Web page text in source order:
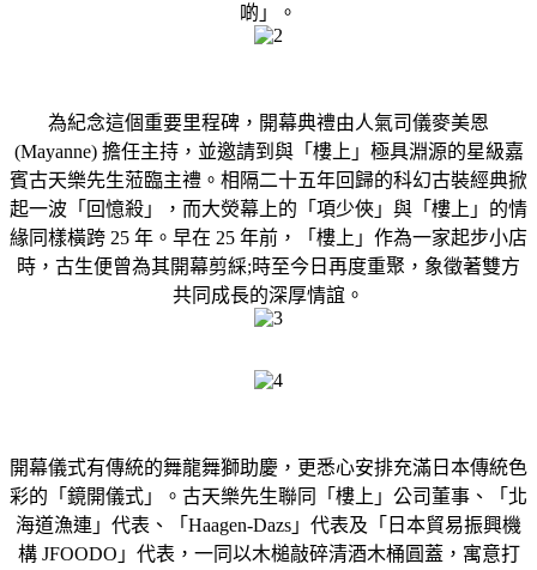
啲」。
為紀念這個重要里程碑，開幕典禮由人氣司儀麥美恩
(Mayanne) 擔任主持，並邀請到與「樓上」極具淵源的星級嘉
賓古天樂先生蒞臨主禮。相隔二十五年回歸的科幻古裝經典掀
起一波「回憶殺」，而大熒幕上的「項少俠」與「樓上」的情
緣同樣橫跨 25 年。早在 25 年前，「樓上」作為一家起步小店
時，古生便曾為其開幕剪綵;時至今日再度重聚，象徵著雙方
共同成長的深厚情誼。
開幕儀式有傳統的舞龍舞獅助慶，更悉心安排充滿日本傳統色
彩的「鏡開儀式」。古天樂先生聯同「樓上」公司董事、「北
海道漁連」代表、「Haagen-Dazs」代表及「日本貿易振興機
構 JFOODO」代表，一同以木槌敲碎清酒木桶圓蓋，寓意打